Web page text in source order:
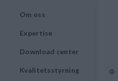
Om oss
Expertise
Download center
Kvalitetsstyrning